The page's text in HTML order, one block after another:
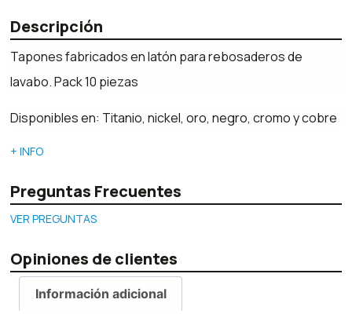
Descripción
Tapones fabricados en latón para rebosaderos de
lavabo. Pack 10 piezas
Disponibles en: Titanio, nickel, oro, negro, cromo y cobre
+ INFO
Preguntas Frecuentes
VER PREGUNTAS
Opiniones de clientes
Información adicional